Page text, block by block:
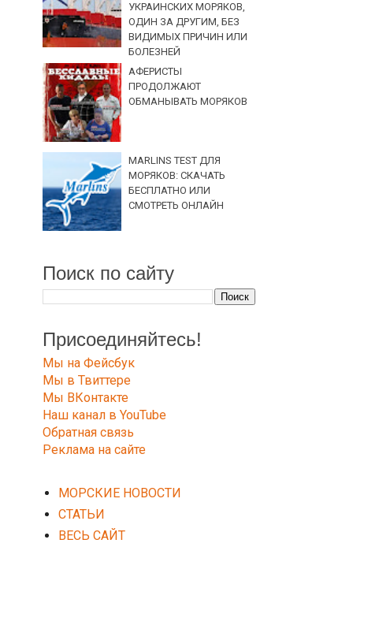
УКРАИНСКИХ МОРЯКОВ,
ОДИН ЗА ДРУГИМ, БЕЗ
ВИДИМЫХ ПРИЧИН ИЛИ
БОЛЕЗНЕЙ
АФЕРИСТЫ
ПРОДОЛЖАЮТ
ОБМАНЫВАТЬ МОРЯКОВ
MARLINS TEST ДЛЯ
МОРЯКОВ: СКАЧАТЬ
БЕСПЛАТНО ИЛИ
СМОТРЕТЬ ОНЛАЙН
Поиск по сайту
Присоединяйтесь!
Мы на Фейсбук
Мы в Твиттере
Мы ВКонтакте
Наш канал в YouTube
Обратная связь
Реклама на сайте
МОРСКИЕ НОВОСТИ
СТАТЬИ
ВЕСЬ САЙТ